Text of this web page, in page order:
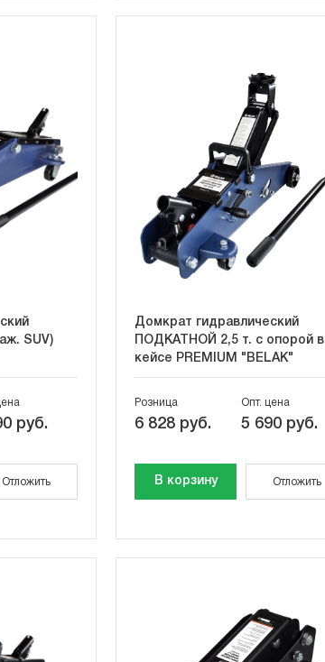
SUV)
руб.
Отложить
Домкрат гидравлический
ПОДКАТНОЙ 2,5 т. с опорой в
кейсе PREMIUM "BELAK"
Розница
6 828 руб.
Опт. цена
5 690 руб.
В корзину Отложить